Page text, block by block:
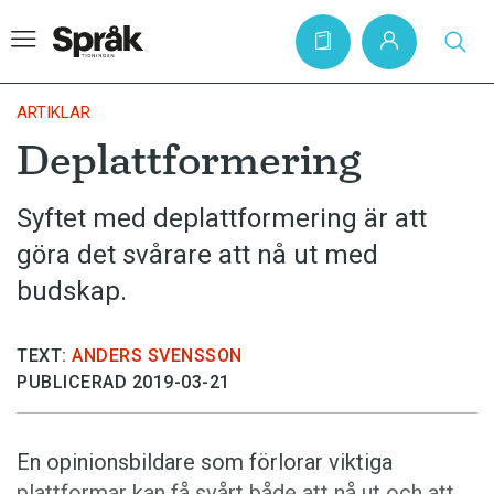
Hem
Artiklar
Krönikor
Språkfrågor
Bokrecensioner
Kviss
Podden
ARTIKLAR
Deplattformering
Syftet med deplattformering är att
göra det svårare att nå ut med
budskap.
TEXT: ANDERS SVENSSON
PUBLICERAD 2019-03-21
En opinionsbildare som förlorar viktiga